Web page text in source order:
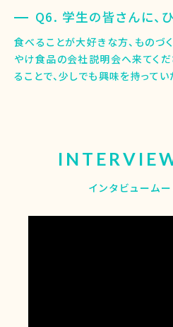
Q6. 学生の皆さんに、
食べることが大好きな方、ものづ
やけ食品の会社説明会へ来てく
ることで、少しでも興味を持って
インタビューム